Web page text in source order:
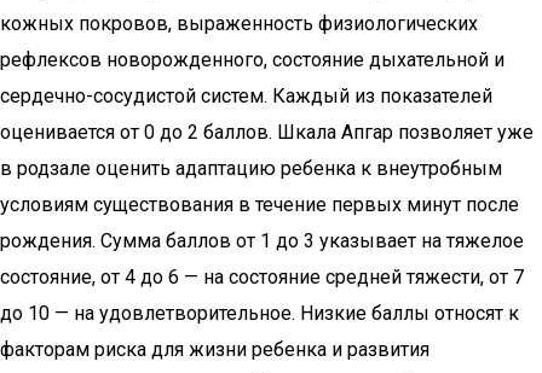
кожных покровов, выраженность физиологических
рефлексов новорожденного, состояние дыхательной и
сердечно-сосудистой систем. Каждый из показателей
оценивается от 0 до 2 баллов. Шкала Апгар позволяет уже
в родзале оценить адаптацию ребенка к внеутробным
условиям существования в течение первых минут после
рождения. Сумма баллов от 1 до 3 указывает на тяжелое
состояние, от 4 до 6 — на состояние средней тяжести, от 7
до 10 — на удовлетворительное. Низкие баллы относят к
факторам риска для жизни ребенка и развития